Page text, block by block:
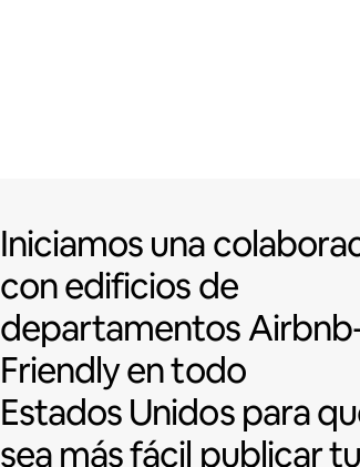
Iniciamos una
Iniciamos una
conedificios de
departamentos
Friendly en todo
Estados Unidos para
sea más fácil publicar tu